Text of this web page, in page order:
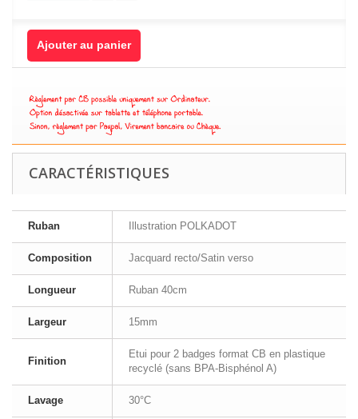
Ajouter au panier
CARACTÉRISTIQUES
Ruban Illustration POLKADOT
Composition Jacquard recto/Satin verso
Longueur Ruban 40cm
Largeur 15mm
Finition
Etui pour 2 badges format CB en plastique
recyclé (sans BPA-Bisphénol A)
Lavage 30°C